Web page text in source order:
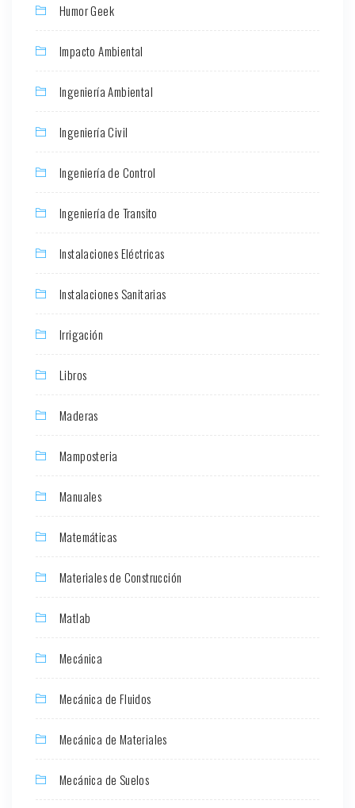
Humor Geek
Impacto Ambiental
Ingeniería Ambiental
Ingeniería Civil
Ingeniería de Control
Ingeniería de Transito
Instalaciones Eléctricas
Instalaciones Sanitarias
Irrigación
Libros
Maderas
Mamposteria
Manuales
Matemáticas
Materiales de Construcción
Matlab
Mecánica
Mecánica de Fluidos
Mecánica de Materiales
Mecánica de Suelos